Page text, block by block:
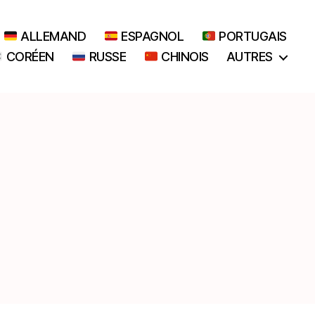
ALLEMAND ESPAGNOL
PORTUGAIS
CORÉEN RUSSE CHINOIS AUTRES